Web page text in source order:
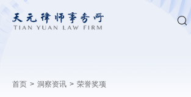
首页 > 洞察资讯 > 荣誉奖项